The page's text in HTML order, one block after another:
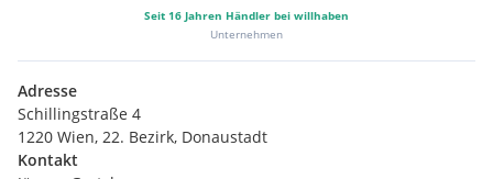
Seit 16 Jahren Händler bei willhaben
Unternehmen
Adresse
Schillingstraße 4
1220 Wien, 22. Bezirk, Donaustadt
Kontakt